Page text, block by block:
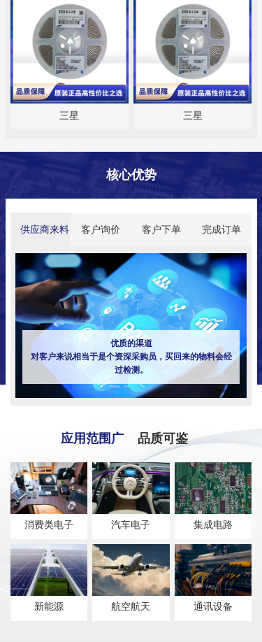
三星 三星
核心优势
供应商来料 客户询价 客户下单 完成订单
优质的渠道
对客户来说相当于是个资深采购员，买回来的物料会经
过检测。
应用范围广 品质可鉴
消费类电子 汽车电子 集成电路
新能源 航空航天 通讯设备